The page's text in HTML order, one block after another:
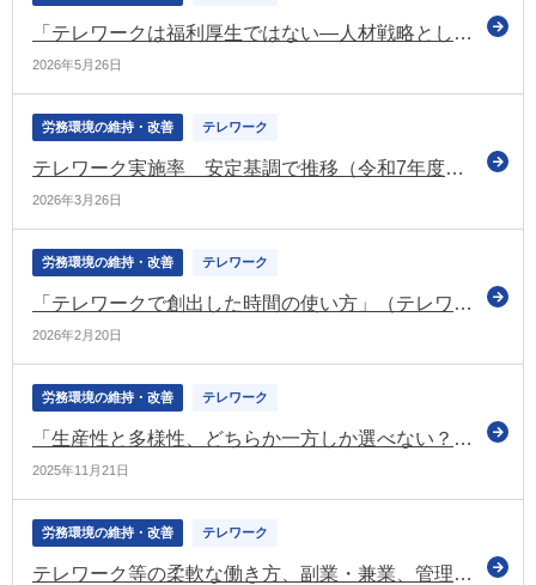
「テレワークは福利厚生ではない—人材戦略としての再定義」（テレワーク総合ポータルサイトのコラム）
2026年5月26日
労務環境の維持・改善 テレワーク
テレワーク実施率 安定基調で推移（令和7年度のテレワーク人口実態調査）
2026年3月26日
労務環境の維持・改善 テレワーク
「テレワークで創出した時間の使い方」（テレワーク総合ポータルサイトのコラム）
2026年2月20日
労務環境の維持・改善 テレワーク
「生産性と多様性、どちらか一方しか選べない？」（テレワーク総合ポータルサイトのコラム）
2025年11月21日
労務環境の維持・改善 テレワーク
テレワーク等の柔軟な働き方、副業・兼業、管理監督者、労働時間の情報開示について検討（労政審の労働条件分科会）